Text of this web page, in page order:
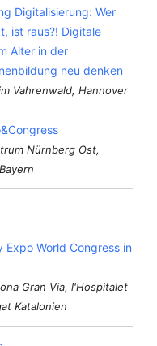
Digitalisierung: Wer
ist raus?! Digitale
Alter in der
neu denken
Vahrenwald, Hannover
Nürnberg Ost,
Expo World Congress in
Gran Via, l'Hospitalet
Katalonien